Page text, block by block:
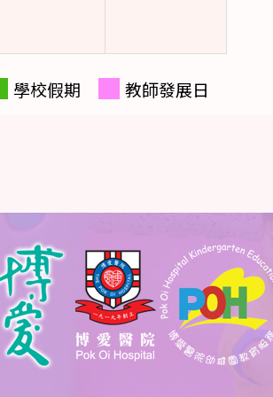
學校假期 教師發展日